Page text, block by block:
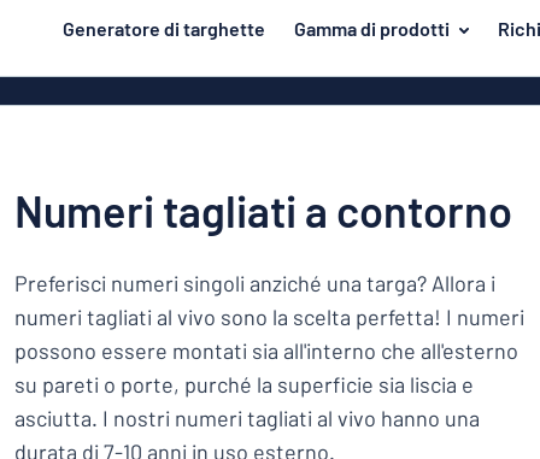
principale
Generatore di targhette Gamma di prodotti
Traffico e veicoli
Targhette identificative
Adesivi
Targhette per animali
Targhette per bambini
Targhe in
smaltate
Targhe in
Targhe in
Targhe
Più
Materiale
Porta
e
cassetta
postale
Per
la
casa
Traffico
e
della targhetta
Numeri tagliati a contorno
Preferisci numeri singoli anziché una targa? Allora i
numeri tagliati al vivo sono la scelta perfetta! I numeri
possono essere montati sia all'interno che all'esterno
su pareti o porte, purché la superficie sia liscia e
asciutta. I nostri numeri tagliati al vivo hanno una
durata di 7-10 anni in uso esterno.